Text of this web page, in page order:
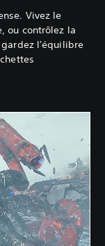
Vivez le
ou contrôlez la
l'équilibre